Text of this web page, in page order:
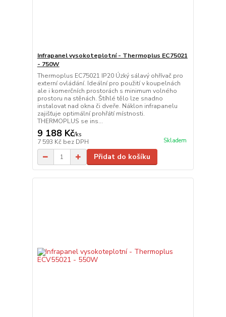
Infrapanel vysokoteplotní - Thermoplus EC75021
- 750W
Thermoplus EC75021 IP20 Úzký sálavý ohřívač pro
externí ovládání. Ideální pro použití v koupelnách
ale i komerčních prostorách s minimum volného
prostoru na stěnách. Štíhlé tělo lze snadno
instalovat nad okna či dveře. Náklon infrapanelu
zajišťuje optimální prohřátí místnosti.
THERMOPLUS se ins...
9 188 Kč/ks
7 593 Kč bez DPH Skladem
Přidat do košíku